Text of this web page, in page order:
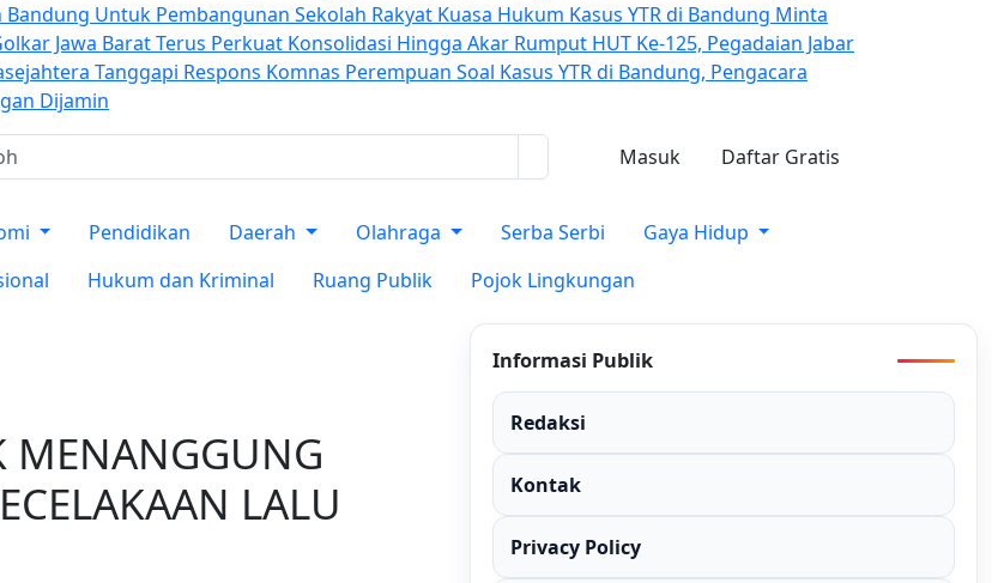
Untuk Pembangunan Sekolah Rakyat Kuasa Hukum Kasus YTR di Bandung Minta
Jawa Barat Terus Perkuat Konsolidasi Hingga Akar Rumput HUT Ke-125, Pegadaian Jabar
Tanggapi Respons Komnas Perempuan Soal Kasus YTR di Bandung, Pengacara
Dijamin
Masuk Daftar Gratis
Pendidikan Daerah Olahraga Serba Serbi
Gaya Hidup
Hukum dan Kriminal Ruang Publik Pojok Lingkungan
MENANGGUNG
LALU
Informasi Publik
Redaksi
Kontak
Privacy Policy